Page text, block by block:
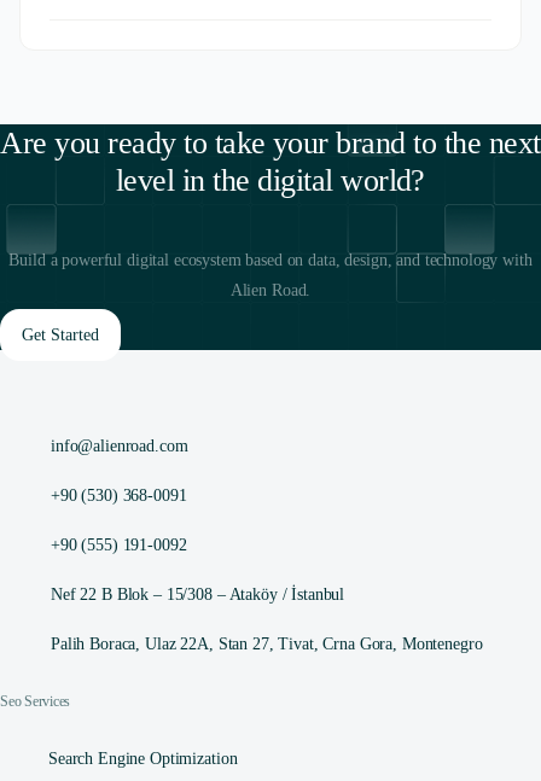
Are you ready to take your brand to the next
level in the digital world?
Build a powerful digital ecosystem based on data, design, and technology with
Alien Road.
Get Started
info@alienroad.com
+90 (530) 368-0091
+90 (555) 191-0092
Nef 22 B Blok – 15/308 – Ataköy / İstanbul
Palih Boraca, Ulaz 22A, Stan 27, Tivat, Crna Gora, Montenegro
Seo Services
Search Engine Optimization